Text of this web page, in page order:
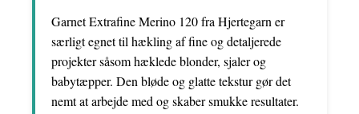
Garnet Extrafine Merino 120 fra Hjertegarn er
særligt egnet til hækling af fine og detaljerede
projekter såsom hæklede blonder, sjaler og
babytæpper. Den bløde og glatte tekstur gør det
nemt at arbejde med og skaber smukke resultater.